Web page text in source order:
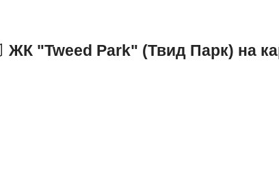
ЖК "Tweed Park" (Твид Парк) на